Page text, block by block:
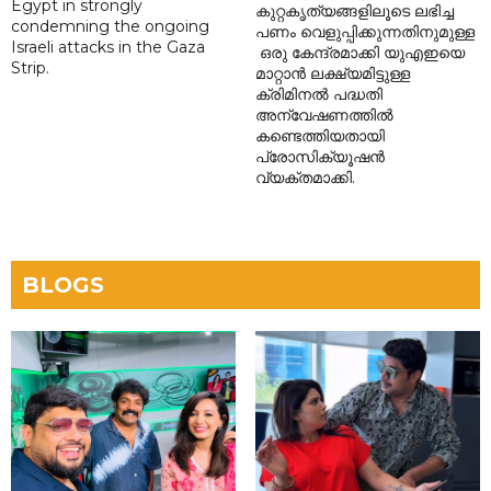
Egypt in strongly
condemning the ongoing
Israeli attacks in the Gaza
Strip.
കുറ്റകൃത്യങ്ങളിലൂടെ ലഭിച്ച
പണം വെളുപ്പിക്കുന്നതിനുമുള്ള
ഒരു കേന്ദ്രമാക്കി യുഎഇയെ
മാറ്റാൻ ലക്ഷ്യമിട്ടുള്ള
ക്രിമിനൽ പദ്ധതി
അന്വേഷണത്തിൽ
കണ്ടെത്തിയതായി
പ്രോസിക്യൂഷൻ
വ്യക്തമാക്കി.
BLOGS